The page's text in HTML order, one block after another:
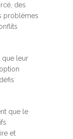
des
problèmes
que leur
que le
et